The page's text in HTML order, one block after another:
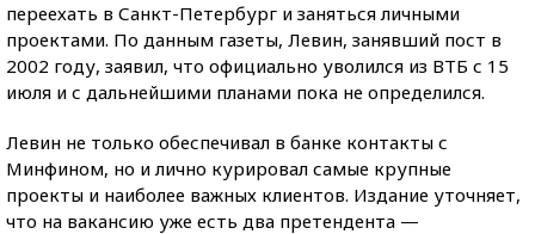
переехать в Санкт-Петербург и заняться личными
проектами. По данным газеты, Левин, занявший пост в
2002 году, заявил, что официально уволился из ВТБ с 15
июля и с дальнейшими планами пока не определился.
Левин не только обеспечивал в банке контакты с
Минфином, но и лично курировал самые крупные
проекты и наиболее важных клиентов. Издание уточняет,
что на вакансию уже есть два претендента —